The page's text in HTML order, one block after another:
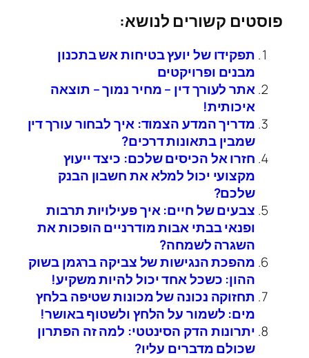
פוסטים קשורים לנושא:
תפקידו של יועץ בטיחות אש בתכנון
מבנים ופרויקטים
אתר לעורך דין – מחיר נמוך – תוצאה
איכותית!
מדריך המדע הצמוד: איך לבחור עורך דין
שמבין בתאונות דרכים?
חזרו אל הכיסים שלכם: כיצד ייעוץ
מקצועי יכול למלא את חשבון הבנק
שלכם?
צבעים של חיים: איך פעילויות תרבות
ופנאי בבתי אבות מודרניים הופכות את
השגרה לשמחה?
מהפכת הנגישות של צביקה ברגמן בשוק
ההון: כשכל אחד יכול להיות משקיע!
תחזוקה נכונה של מכונות שטיפה בלחץ
מים: לשמור על הלחץ ולשטוף באושר!
יתרונות הדק הסינטטי: למה זה הפתרון
שכולם מדברים עליו?